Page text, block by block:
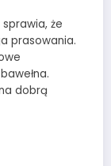
że
prasowania.
dobrą